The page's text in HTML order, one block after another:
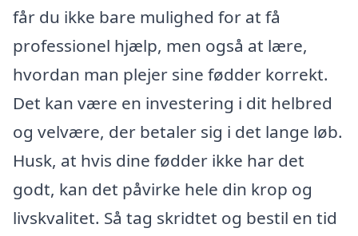
får du ikke bare mulighed for at få
professionel hjælp, men også at lære,
hvordan man plejer sine fødder korrekt.
Det kan være en investering i dit helbred
og velvære, der betaler sig i det lange løb.
Husk, at hvis dine fødder ikke har det
godt, kan det påvirke hele din krop og
livskvalitet. Så tag skridtet og bestil en tid